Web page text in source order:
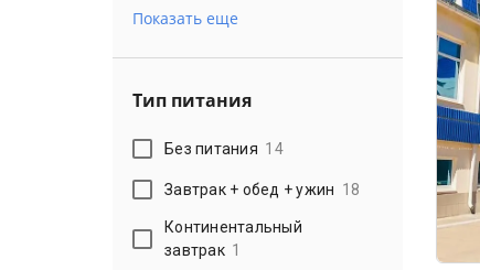
Показать еще
Тип питания
Без питания 14
Завтрак + обед + ужин 18
Континентальный
завтрак 1